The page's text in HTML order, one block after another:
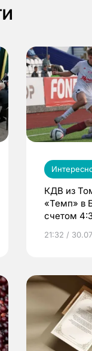
КДВ из
«Темп» в
счетом
21:32 /